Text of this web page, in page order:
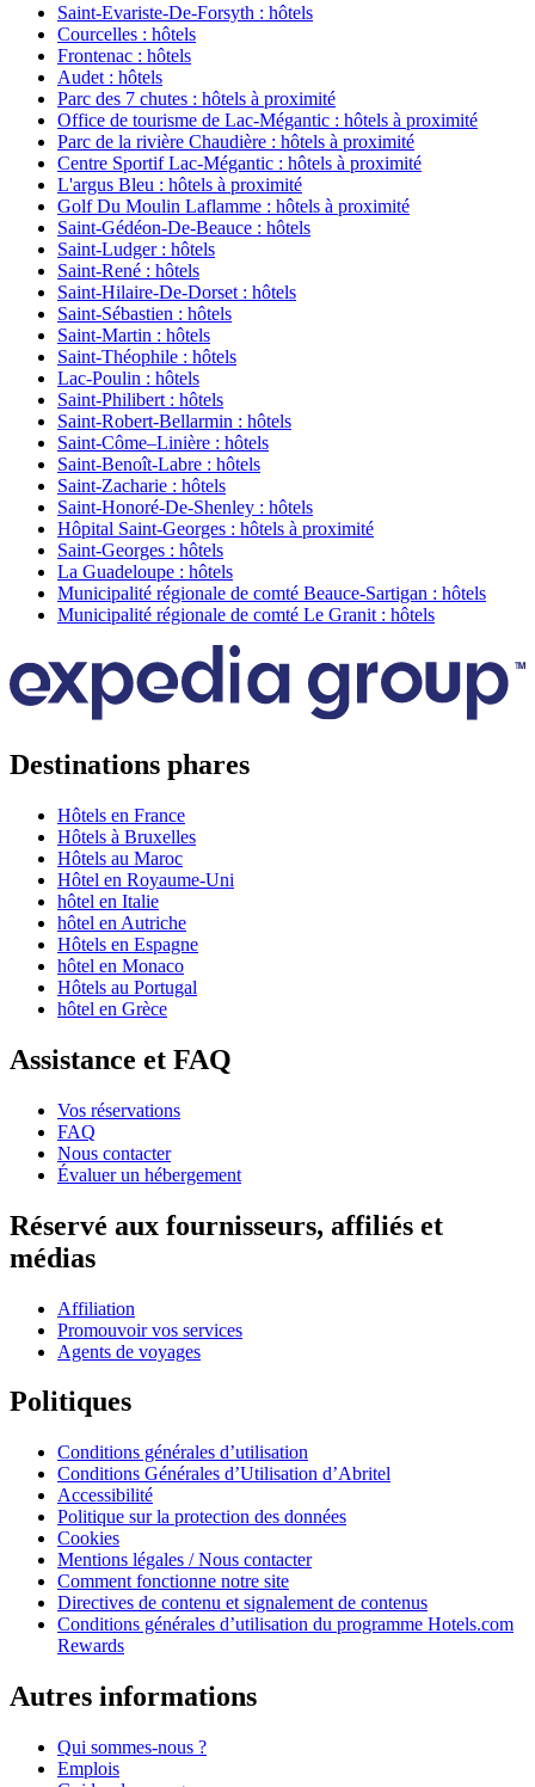
Saint-Evariste-De-Forsyth : hôtels
Courcelles : hôtels
Frontenac : hôtels
Audet : hôtels
Parc des 7 chutes : hôtels à proximité
Office de tourisme de Lac-Mégantic : hôtels à proximité
Parc de la rivière Chaudière : hôtels à proximité
Centre Sportif Lac-Mégantic : hôtels à proximité
L'argus Bleu : hôtels à proximité
Golf Du Moulin Laflamme : hôtels à proximité
Saint-Gédéon-De-Beauce : hôtels
Saint-Ludger : hôtels
Saint-René : hôtels
Saint-Hilaire-De-Dorset : hôtels
Saint-Sébastien : hôtels
Saint-Martin : hôtels
Saint-Théophile : hôtels
Lac-Poulin : hôtels
Saint-Philibert : hôtels
Saint-Robert-Bellarmin : hôtels
Saint-Côme–Linière : hôtels
Saint-Benoît-Labre : hôtels
Saint-Zacharie : hôtels
Saint-Honoré-De-Shenley : hôtels
Hôpital Saint-Georges : hôtels à proximité
Saint-Georges : hôtels
La Guadeloupe : hôtels
Municipalité régionale de comté Beauce-Sartigan : hôtels
Municipalité régionale de comté Le Granit : hôtels
Destinations phares
Hôtels en France
Hôtels à Bruxelles
Hôtels au Maroc
Hôtel en Royaume-Uni
hôtel en Italie
hôtel en Autriche
Hôtels en Espagne
hôtel en Monaco
Hôtels au Portugal
hôtel en Grèce
Assistance et FAQ
Vos réservations
FAQ
Nous contacter
Évaluer un hébergement
Réservé aux fournisseurs, affiliés et
médias
Affiliation
Promouvoir vos services
Agents de voyages
Politiques
Conditions générales d’utilisation
Conditions Générales d’Utilisation d’Abritel
Accessibilité
Politique sur la protection des données
Cookies
Mentions légales / Nous contacter
Comment fonctionne notre site
Directives de contenu et signalement de contenus
Conditions générales d’utilisation du programme Hotels.com
Rewards
Autres informations
Qui sommes-nous ?
Emplois